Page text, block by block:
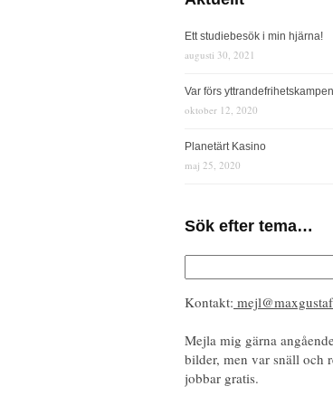
Ett studiebesök i min hjärna!
augusti 30, 2021
Var förs
oktober 12, 2020
Planetärt Kasino
maj 25, 2020
Sök efter tema…
Kontakt:
Mejla mig gärna
bilder, men var snäll och
jobbar gratis.